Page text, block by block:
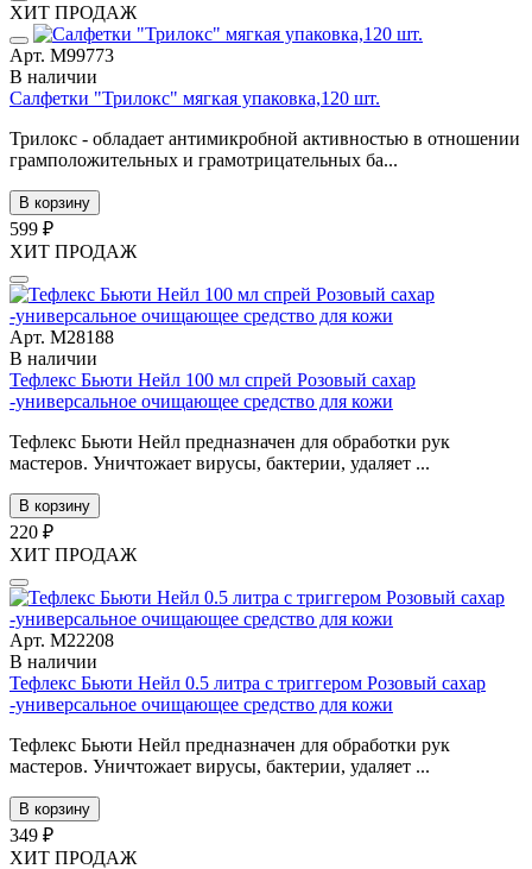
ХИТ ПРОДАЖ
Арт. М99773
В наличии
Cалфетки "Трилокс" мягкая упаковка,120 шт.
Трилокс - обладает антимикробной активностью в отношении
грамположительных и грамотрицательных ба...
В корзину
599 ₽
ХИТ ПРОДАЖ
Арт. М28188
В наличии
Тефлекс Бьюти Нейл 100 мл спрей Розовый сахар
-универсальное очищающее средство для кожи
Тефлекс Бьюти Нейл предназначен для обработки рук
мастеров. Уничтожает вирусы, бактерии, удаляет ...
В корзину
220 ₽
ХИТ ПРОДАЖ
Арт. М22208
В наличии
Тефлекс Бьюти Нейл 0.5 литра с триггером Розовый сахар
-универсальное очищающее средство для кожи
Тефлекс Бьюти Нейл предназначен для обработки рук
мастеров. Уничтожает вирусы, бактерии, удаляет ...
В корзину
349 ₽
ХИТ ПРОДАЖ